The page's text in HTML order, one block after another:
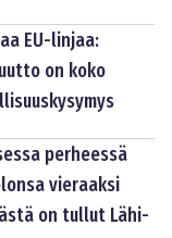
EU-linjaa:
on koko
perheessä
vieraaksi
on tullut Lähi-